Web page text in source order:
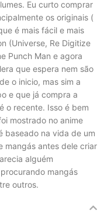
Eu curto comprar
os originais (
é mais fácil e mais
(Universe, Re Digitize
Punch Man e agora
que espera nem são
o inicio, mas sim a
e que já compra a
o recente. Isso é bem
mostrado no anime
baseado na vida de um
mangás antes dele criar
alguém
mangás
outros.